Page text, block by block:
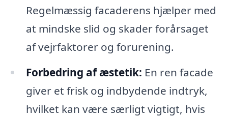
Regelmæssig facaderens hjælper med
at mindske slid og skader forårsaget
af vejrfaktorer og forurening.
Forbedring af æstetik: En ren facade
giver et frisk og indbydende indtryk,
hvilket kan være særligt vigtigt, hvis